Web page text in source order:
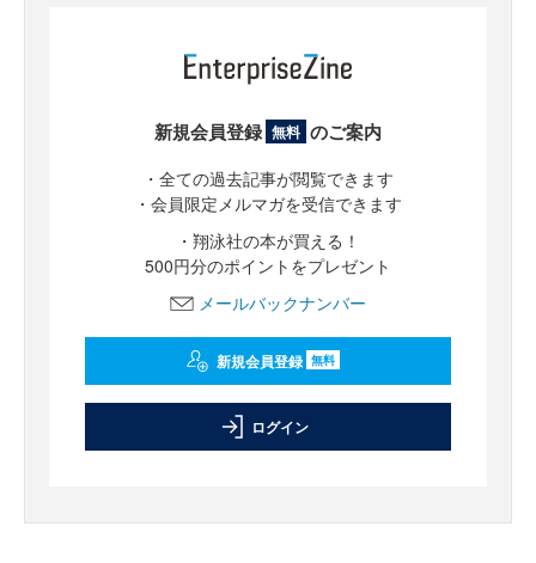
新規会員登録 無料 のご案内
・全ての過去記事が閲覧できます
・会員限定メルマガを受信できます
・翔泳社の本が買える！
500円分のポイントをプレゼント
メールバックナンバー
新規会員登録 無料
ログイン